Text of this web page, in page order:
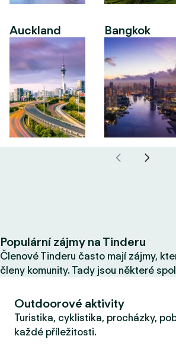
Auckland Bangkok
Populární zájmy na Tinderu
Členové Tinderu často mají zájmy,
členy komunity. Tady jsou některé
Outdoorové aktivity
Turistika, cyklistika, procházky,
každé příležitosti.